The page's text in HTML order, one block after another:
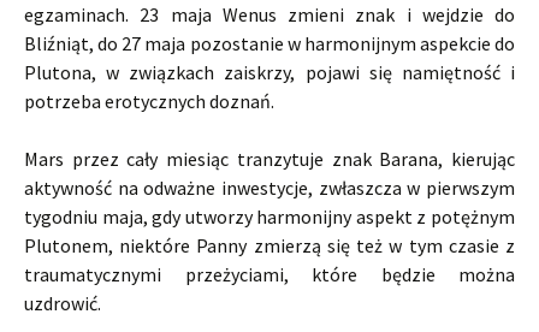
egzaminach. 23 maja Wenus zmieni znak i wejdzie do
Bliźniąt, do 27 maja pozostanie w harmonijnym aspekcie do
Plutona, w związkach zaiskrzy, pojawi się namiętność i
potrzeba erotycznych doznań.
Mars przez cały miesiąc tranzytuje znak Barana, kierując
aktywność na odważne inwestycje, zwłaszcza w pierwszym
tygodniu maja, gdy utworzy harmonijny aspekt z potężnym
Plutonem, niektóre Panny zmierzą się też w tym czasie z
traumatycznymi przeżyciami, które będzie można
uzdrowić.